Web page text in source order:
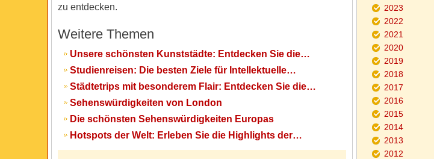
zu entdecken.
Weitere Themen
Unsere schönsten Kunststädte: Entdecken Sie die…
Studienreisen: Die besten Ziele für Intellektuelle…
Städtetrips mit besonderem Flair: Entdecken Sie die…
Sehenswürdigkeiten von London
Die schönsten Sehenswürdigkeiten Europas
Hotspots der Welt: Erleben Sie die Highlights der…
2023
2022
2021
2020
2019
2018
2017
2016
2015
2014
2013
2012